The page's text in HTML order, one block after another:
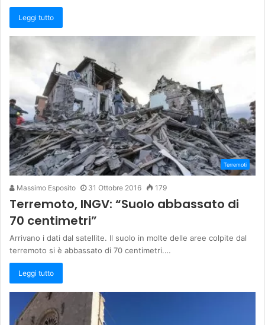
Leggi tutto
Terremoti
Massimo Esposito 31 Ottobre 2016 179
Terremoto, INGV: “Suolo abbassato di
70 centimetri”
Arrivano i dati dal satellite. Il suolo in molte delle aree colpite dal
terremoto si è abbassato di 70 centimetri.…
Leggi tutto